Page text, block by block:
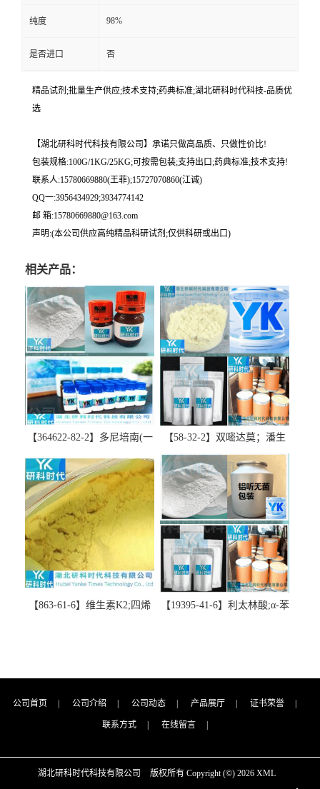
纯度 98%
是否进口 否
精品试剂;批量生产供应;技术支持;药典标准;湖北研科时代科技-品质优
选
【湖北研科时代科技有限公司】承诺只做高品质、只做性价比!
包装规格:100G/1KG/25KG;可按需包装;支持出口;药典标准;技术支持!
联系人:15780669880(王菲);15727070860(江诚)
QQ一:3956434929;3934774142
邮 箱:15780669880@163.com
声明:(本公司供应高纯精品科研试剂;仅供科研或出口)
相关产品：
【364622-82-2】多尼培南(一
精品科研试剂-湖北研科时代
科技-“研”无止境;“科”学创
新！支持三方验证；支持定
制；检测图谱；MSDS等技术
支持！
【58-32-2】双嘧达莫；潘生
丁-精品科研试剂-湖北研科时
代科技-“研”无止境;“科”学创
新！支持三方验证；支持定
制；检测图谱；MSDS等技术
支持！
【863-61-6】维生素K2;四烯
方验证 -业务咨询联系-王菲
【19395-41-6】利太林酸;α-苯
持三方验证；支持定制；检
公司首页 公司介绍 公司动态 产品展厅 证书荣誉
联系方式 在线留言
湖北研科时代科技有限公司 版权所有 Copyright (©) 2026 XML